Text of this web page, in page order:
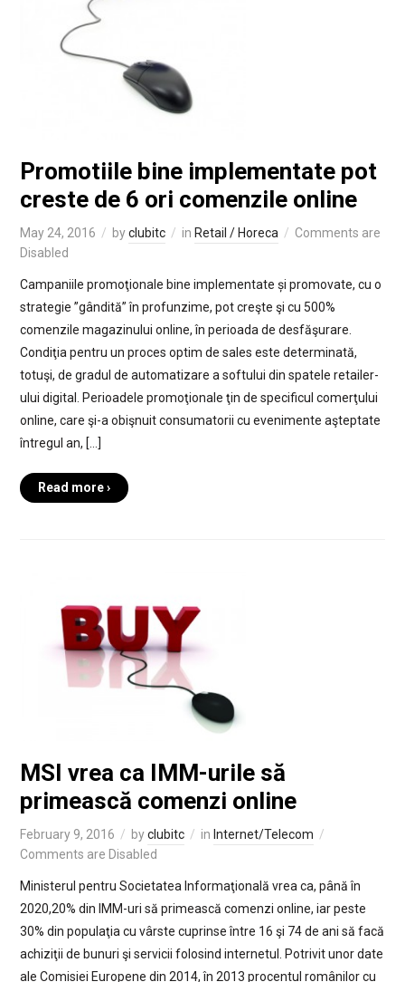
Promotiile bine implementate pot
creste de 6 ori comenzile online
May 24, 2016 byclubitc in Retail / Horeca
Comments are
Disabled
Campaniile promoţionale bine implementate și promovate, cu o
strategie ”gândită” în profunzime, pot creşte şi cu 500%
comenzile magazinului online, în perioada de desfăşurare.
Condiţia pentru un proces optim de sales este determinată,
totuşi, de gradul de automatizare a softului din spatele retailer-
ului digital. Perioadele promoţionale ţin de specificul comerţului
online, care şi-a obişnuit consumatorii cu evenimente aşteptate
întregul an, […]
Read more ›
MSI vrea ca IMM-urile să
primească comenzi online
February 9, 2016 byclubitc in Internet/Telecom
Comments are Disabled
Ministerul pentru Societatea Informaţională vrea ca, până în
2020,20% din IMM-uri să primească comenzi online, iar peste
30% din populaţia cu vârste cuprinse între 16 şi 74 de ani să facă
achiziţii de bunuri şi servicii folosind internetul. Potrivit unor date
ale Comisiei Europene din 2014, în 2013 procentul românilor cu